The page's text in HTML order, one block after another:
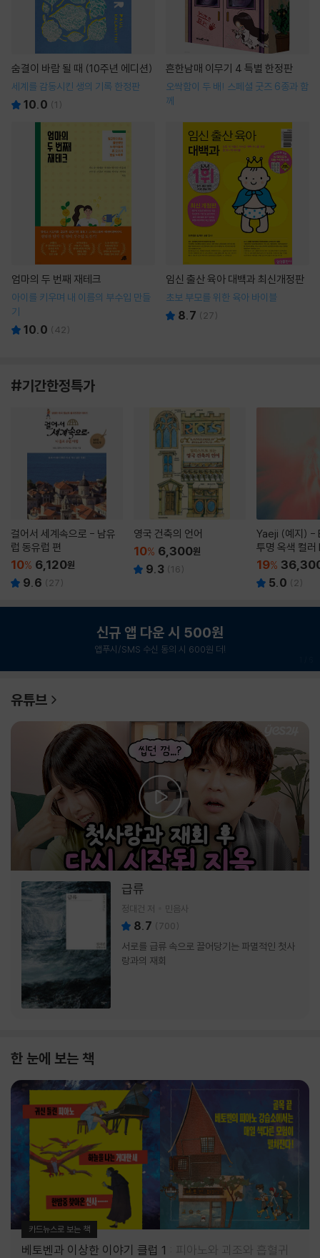
숨결이 바람 될 때 (10주년 에디션)
세계를 감동시킨 생의 기록 한정판
10.0 (1 )
흔한남매 이무기 4 특별 한정판
오싹함이 두 배! 스페셜 굿즈 6종과 함
께
엄마의 두 번째 재테크
아이를 키우며 내 이름의 부수입 만들
기
10.0 (42)
임신 출산 육아 대백과 최신개정판
초보 부모를 위한 육아 바이블
8.7 ( 27)
#기간한정특가
걸어서 세계속으로 - 남유
럽 동유럽 편
10% 6,120원
9.6 ( 27)
영국 건축의 언어
10% 6,300원
9.3 (16)
Yaeji (예지) -
투명 옥색 컬
19%
5.0 ( 2)
신규 앱 다운 시 500원
앱푸시/SMS 수신 동의 시 600원 더!
유튜브
급류
정대건 저 민음사
8.7 (700)
서로를 급류 속으로 끌어당기는 파멸적인 첫사
랑과의 재회
한 눈에 보는 책
카드뉴스로 보는 책
베토벤과 이상한 이야기 클럽 1 피아노와 괴조와 흡혈귀